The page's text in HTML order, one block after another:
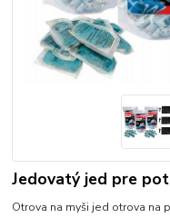
Jedovatý jed pre
Otrova na myši jed otrova na